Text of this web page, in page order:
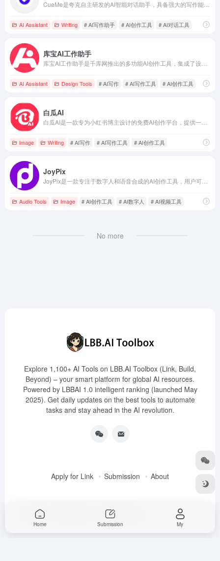
AI Assistant Writing # AI写作助手 # AI创作工具 # AI对话工具
库宝AI工作助手
AI Assistant Design Tools # AI写作 # AI写作工具 # AI创作工具
白瓜AI
Image Writing # AI写作 # AI写作工具 # AI创作工具
JoyPix
Audio Tools Image # AI创作工具 # AI数字人 # AI视频工具
No more
Explore 1,100+ AI Tools on LBB.AI Toolbox (Link, Build,
Beyond) – your smart platform for global AI resources.
Powered by LBBAI 1.0 intelligent ranking (launched May
2025). Get daily updates on the best tools to automate
tasks and stay ahead in the AI revolution.
Apply for Link Submission About
Copyright © 2025 LBB.AI (Link, Build, Beyond)
Home Submission My